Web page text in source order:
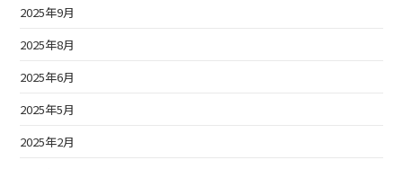
2025年9月
2025年8月
2025年6月
2025年5月
2025年2月